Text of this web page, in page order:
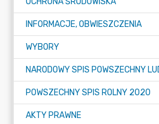
INFORMACJE, OBWIESZCZENIA
WYBORY
POWSZECHNY SPIS ROLNY 2020
AKTY PRAWNE